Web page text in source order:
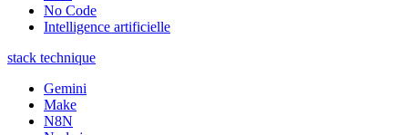
No Code
Intelligence artificielle
stack technique
Gemini
Make
N8N